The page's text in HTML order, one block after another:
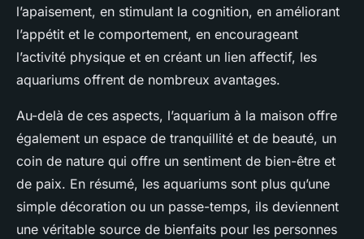
l’apaisement, en stimulant la cognition, en améliorant
l’appétit et le comportement, en encourageant
l’activité physique et en créant un lien affectif, les
aquariums offrent de nombreux avantages.
Au-delà de ces aspects, l’aquarium à la maison offre
également un espace de tranquillité et de beauté, un
coin de nature qui offre un sentiment de bien-être et
de paix. En résumé, les aquariums sont plus qu’une
simple décoration ou un passe-temps, ils deviennent
une véritable source de bienfaits pour les personnes